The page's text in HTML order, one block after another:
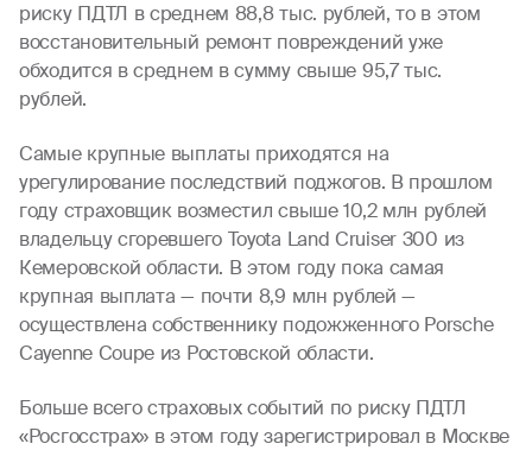
риску ПДТЛ в среднем 88,8 тыс. рублей, то в этом
восстановительный ремонт повреждений уже
обходится в среднем в сумму свыше 95,7 тыс.
рублей.
Самые крупные выплаты приходятся на
урегулирование последствий поджогов. В прошлом
году страховщик возместил свыше 10,2 млн рублей
владельцу сгоревшего Toyota Land Cruiser 300 из
Кемеровской области. В этом году пока самая
крупная выплата — почти 8,9 млн рублей —
осуществлена собственнику подожженного Porsche
Cayenne Coupe из Ростовской области.
Больше всего страховых событий по риску ПДТЛ
«Росгосстрах» в этом году зарегистрировал в Москве